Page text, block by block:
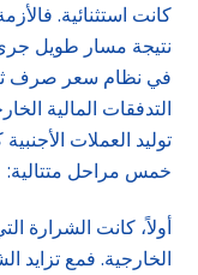
كانت استثنائية.
نتيجة مسار طويل جرى
في نظام سعر صرف
التدفقات المالية
توليد العملات
خمس مراحل متتالية:
أولاً، كانت الشرارة
الخارجية. فمع تزايد